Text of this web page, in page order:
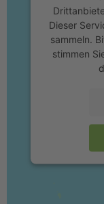
Dieser
sammeln.
stimmen